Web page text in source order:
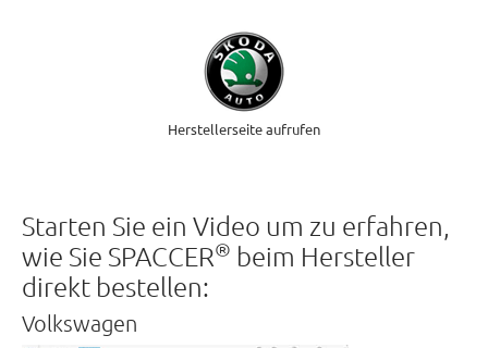
Herstellerseite aufrufen
Starten Sie ein Video um zu erfahren,
wie Sie SPACCER® beim Hersteller
direkt bestellen:
Volkswagen